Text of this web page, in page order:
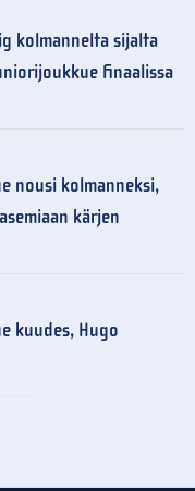
kolmannelta sijalta
finaalissa
nousi kolmanneksi,
kärjen
kuudes, Hugo